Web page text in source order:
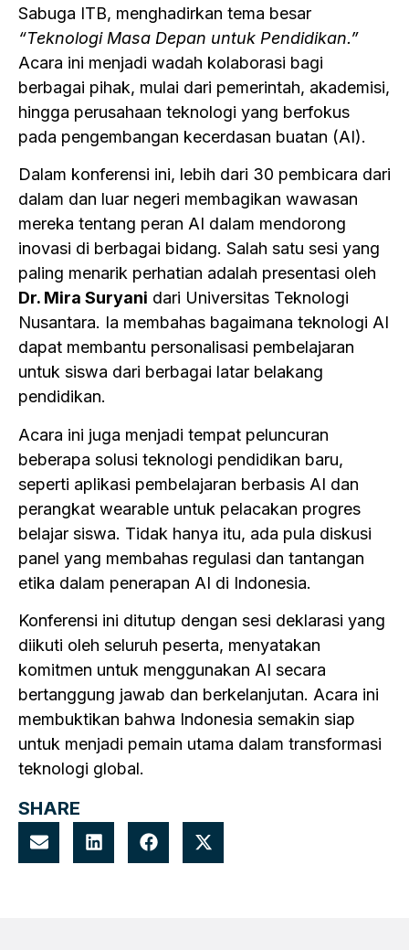
Sabuga ITB, menghadirkan tema besar
“Teknologi Masa Depan untuk Pendidikan.”
Acara ini menjadi wadah kolaborasi bagi
berbagai pihak, mulai dari pemerintah, akademisi,
hingga perusahaan teknologi yang berfokus
pada pengembangan kecerdasan buatan (AI).
Dalam konferensi ini, lebih dari 30 pembicara dari
dalam dan luar negeri membagikan wawasan
mereka tentang peran AI dalam mendorong
inovasi di berbagai bidang. Salah satu sesi yang
paling menarik perhatian adalah presentasi oleh
Dr. Mira Suryani dari Universitas Teknologi
Nusantara. Ia membahas bagaimana teknologi AI
dapat membantu personalisasi pembelajaran
untuk siswa dari berbagai latar belakang
pendidikan.
Acara ini juga menjadi tempat peluncuran
beberapa solusi teknologi pendidikan baru,
seperti aplikasi pembelajaran berbasis AI dan
perangkat wearable untuk pelacakan progres
belajar siswa. Tidak hanya itu, ada pula diskusi
panel yang membahas regulasi dan tantangan
etika dalam penerapan AI di Indonesia.
Konferensi ini ditutup dengan sesi deklarasi yang
diikuti oleh seluruh peserta, menyatakan
komitmen untuk menggunakan AI secara
bertanggung jawab dan berkelanjutan. Acara ini
membuktikan bahwa Indonesia semakin siap
untuk menjadi pemain utama dalam transformasi
teknologi global.
SHARE